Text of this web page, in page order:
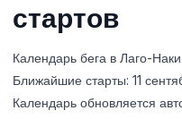
стартов
Календарь бега в Лаго-
Ближайшие старты: 11
Календарь обновляется